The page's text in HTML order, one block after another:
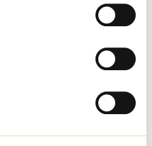
Punakosmoskukka
Sperli’s Mix Dreams